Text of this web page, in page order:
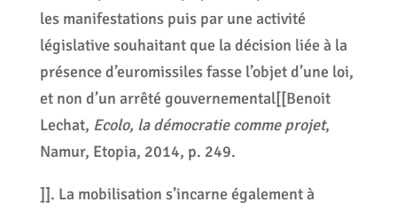
les manifestations puis par une activité
législative souhaitant que la décision liée à la
présence d’euromissiles fasse l’objet d’une loi,
et non d’un arrêté gouvernemental[[Benoit
Lechat, Ecolo, la démocratie comme projet,
Namur, Etopia, 2014, p. 249.
]]. La mobilisation s’incarne également à